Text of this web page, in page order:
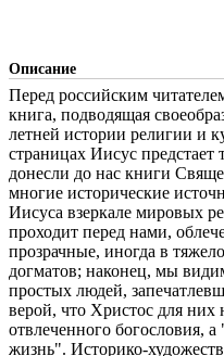
Описание
Перед российским
книга, подводящая
летней истории религии и
страницах Иисус
донесли до нас книги
многие исторические
Иисуса взеркале мировых
проходит перед нами,
прозрачные, иногда в
догматов; наконец, мы
простых людей,
верой, что Христос для них
отвлеченного богословия,
жизнь". Историко-